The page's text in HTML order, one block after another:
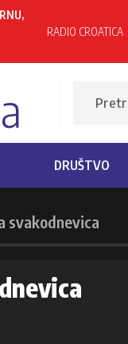
RADIO CROATICA
DRUŠTVO
svakodnevica